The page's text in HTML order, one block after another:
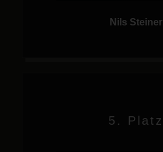
Nils Steiner
5. Platz